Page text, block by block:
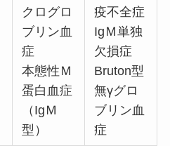
クログロ
ブリン血
症
本態性Ｍ
蛋白血症
（IgＭ
型）
疫不全症
IgＭ単独
欠損症
Bruton型
無γグロ
ブリン血
症